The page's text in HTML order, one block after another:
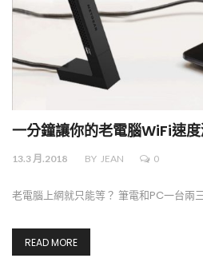
一分鐘讓你的老電腦WiFi速度
13.3 月.2018 BY JEAN 0
老電腦上網就只能等？ 筆電和PC一台兩
READ MORE